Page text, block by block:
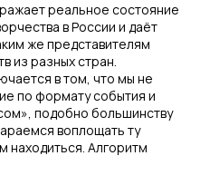
реальное состояние
в России и даёт
же представителям
из разных стран.
в том, что мы не
по формату события и
подобно большинству
воплощать ту
находиться. Алгоритм